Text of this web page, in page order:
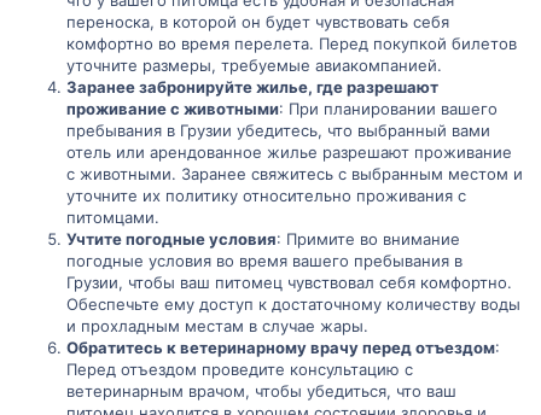
переноска, в которой он будет чувствовать себя
комфортно во время перелета. Перед покупкой билетов
уточните размеры, требуемые авиакомпанией.
Заранее забронируйте жилье, где разрешают
проживание с животными: При планировании вашего
пребывания в Грузии убедитесь, что выбранный вами
отель или арендованное жилье разрешают проживание
с животными. Заранее свяжитесь с выбранным местом и
уточните их политику относительно проживания с
питомцами.
Учтите погодные условия: Примите во внимание
погодные условия во время вашего пребывания в
Грузии, чтобы ваш питомец чувствовал себя комфортно.
Обеспечьте ему доступ к достаточному количеству воды
и прохладным местам в случае жары.
Обратитесь к ветеринарному врачу перед отъездом:
Перед отъездом проведите консультацию с
ветеринарным врачом, чтобы убедиться, что ваш